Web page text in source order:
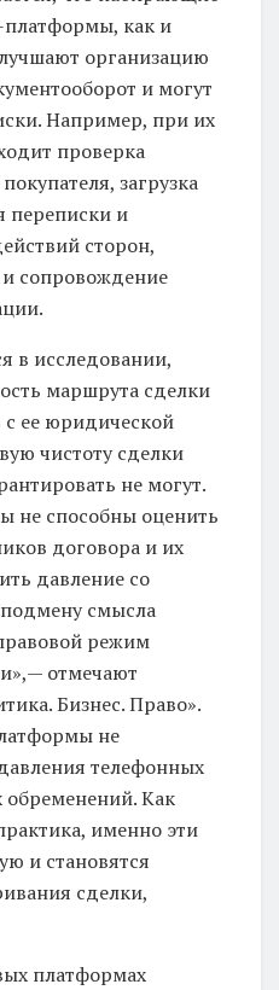
платформы, как и
организацию
и могут
Например, при их
проверка
загрузка
переписки и
сторон,
и сопровождение
в исследовании,
маршрута сделки
с ее юридической
чистоту сделки
не могут.
не способны оценить
договора и их
давление со
смысла
режим
отмечают
Бизнес. Право».
не
телефонных
Как
именно эти
и становятся
сделки,
платформах